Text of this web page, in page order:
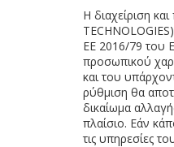
H διαχείριση
ΕΕ 2016/79 του
προσωπικού
και του
ρύθμιση θα
δικαίωμα
πλαίσιο. Εάν
τις υπηρεσίες